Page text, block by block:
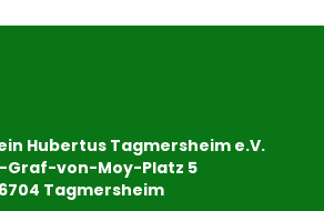
Hubertus Tagmersheim e.V.
Graf-von-Moy-Platz 5
Tagmersheim